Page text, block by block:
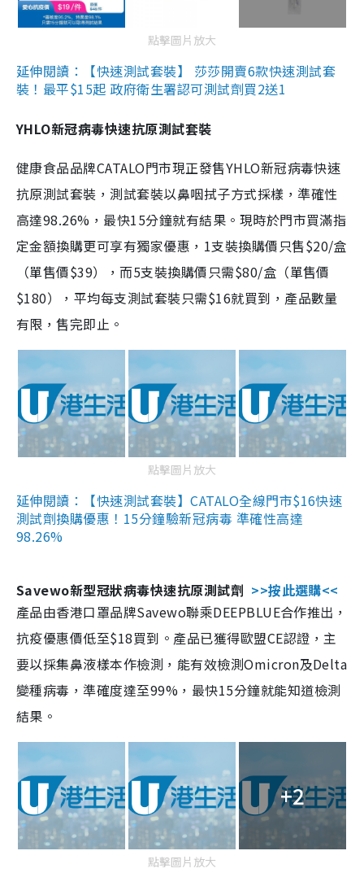
點擊圖片放大
延伸閱讀：【快速測試套裝】 莎莎開賣6款快速測試套
裝！最平$15起 政府衛生署認可測試劑買2送1
YHLO新冠病毒快速抗原測試套裝
健康食品品牌CATALO門市現正發售YHLO新冠病毒快速
抗原測試套裝，測試套裝以鼻咽拭子方式採樣，準確性
高達98.26%，最快15分鐘就有結果。現時於門市買滿指
定金額換購更可享有獨家優惠，1支裝換購價只售$20/盒
（單售價$39），而5支裝換購價只需$80/盒（單售價
$180），平均每支測試套裝只需$16就買到，產品數量
有限，售完即止。
點擊圖片放大
延伸閱讀：【快速測試套裝】CATALO全線門市$16快速
測試劑換購優惠！15分鐘驗新冠病毒 準確性高達
98.26%
Savewo新型冠狀病毒快速抗原測試劑 >>按此選購<<
產品由香港口罩品牌Savewo聯乘DEEPBLUE合作推出，
抗疫優惠價低至$18買到。產品已獲得歐盟CE認證，主
要以採集鼻液樣本作檢測，能有效檢測Omicron及Delta
變種病毒，準確度達至99%，最快15分鐘就能知道檢測
結果。
+2
點擊圖片放大